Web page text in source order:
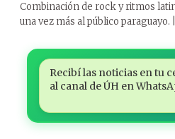
Combinación de rock y ritmos
una vez más al público paraguayo.
Recibí las noticias en tu
al canal de ÚH en